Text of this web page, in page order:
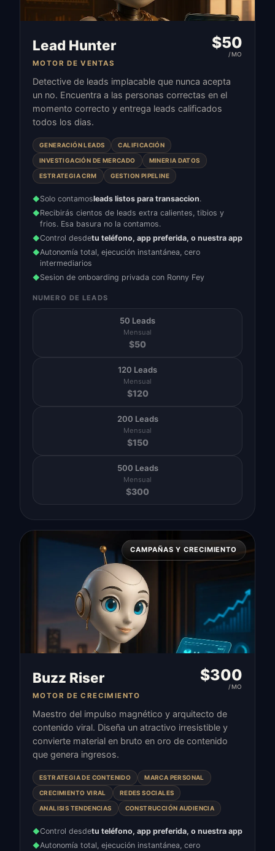
Lead Hunter
MOTOR DE VENTAS
$50
/MO
Detective de leads implacable que nunca acepta
un no. Encuentra a las personas correctas en el
momento correcto y entrega leads calificados
todos los dias.
GENERACIÓN LEADS CALIFICACIÓN
INVESTIGACIÓN DE MERCADO MINERIA DATOS
ESTRATEGIA CRM GESTION PIPELINE
◆Solo contamosleads listos para transaccion.
◆Recibirás cientos de leads extra calientes, tibios y
frios. Esa basura no la contamos.
◆Control desdetu teléfono, app preferida, o nuestra app
◆Autonomía total, ejecución instantánea, cero
intermediarios
◆Sesion de onboarding privada con Ronny Fey
NUMERO DE LEADS
50 Leads
Mensual
$50
120 Leads
Mensual
$120
200 Leads
Mensual
$150
500 Leads
Mensual
$300
CAMPAÑAS Y CRECIMIENTO
Buzz Riser
MOTOR DE CRECIMIENTO
$300
/MO
Maestro del impulso magnético y arquitecto de
contenido viral. Diseña un atractivo irresistible y
convierte material en bruto en oro de contenido
que genera ingresos.
ESTRATEGIA DE CONTENIDO MARCA PERSONAL
CRECIMIENTO VIRAL REDES SOCIALES
ANALISIS TENDENCIAS CONSTRUCCIÓN AUDIENCIA
◆Control desdetu teléfono, app preferida, o nuestra app
◆Autonomía total, ejecución instantánea, cero